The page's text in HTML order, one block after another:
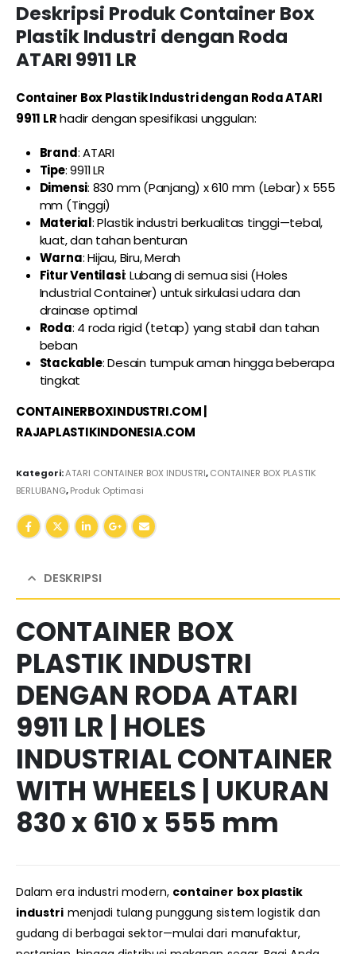
Deskripsi ProdukContainer Box
Plastik Industri dengan Roda
ATARI 9911 LR
Container Box Plastik Industri dengan Roda ATARI
9911 LRhadir dengan spesifikasi unggulan:
Brand: ATARI
Tipe: 9911 LR
Dimensi: 830 mm (Panjang) x 610 mm (Lebar) x 555
mm (Tinggi)
Material: Plastik industri berkualitas tinggi—tebal,
kuat, dan tahan benturan
Warna: Hijau, Biru, Merah
Fitur Ventilasi: Lubang di semua sisi (Holes
Industrial Container) untuk sirkulasi udara dan
drainase optimal
Roda: 4 roda rigid (tetap) yang stabil dan tahan
beban
Stackable: Desain tumpuk aman hingga beberapa
tingkat
CONTAINERBOXINDUSTRI.COM|
RAJAPLASTIKINDONESIA.COM
Kategori:ATARI CONTAINER BOX INDUSTRI,CONTAINER BOX PLASTIK
BERLUBANG,Produk Optimasi
DESKRIPSI
CONTAINER BOX
PLASTIK INDUSTRI
DENGAN RODA ATARI
9911 LR | HOLES
INDUSTRIAL CONTAINER
WITH WHEELS | UKURAN
830 x 610 x 555 mm
Dalam era industri modern, container box plastik
industri menjadi tulang punggung sistem logistik dan
gudang di berbagai sektor—mulai dari manufaktur,